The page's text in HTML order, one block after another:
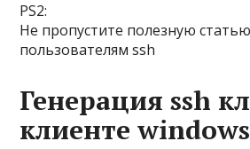
PS2:
Не пропустите полезную статью
пользователям ssh
Генерация ssh
клиенте windows